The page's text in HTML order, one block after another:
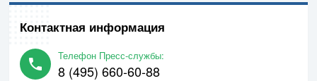
Контактная информация
Телефон Пресс-службы:
8 (495) 660-60-88